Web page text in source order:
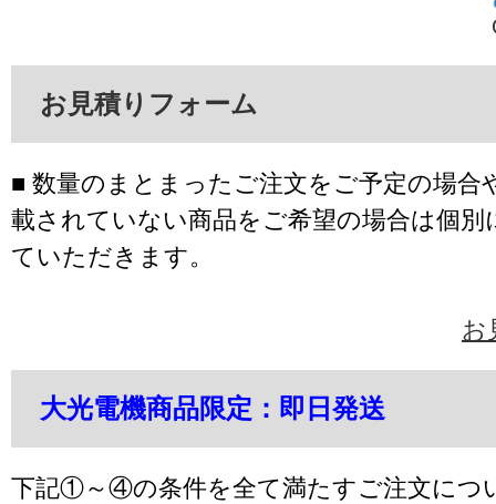
お見積りフォーム
■ 数量のまとまったご注文をご予定の場合
載されていない商品をご希望の場合は個別
ていただきます。
お
大光電機商品限定：即日発送
下記①～④の条件を全て満たすご注文につ